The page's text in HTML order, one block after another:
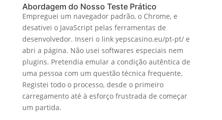
Abordagem do Nosso Teste Prático
Empreguei um navegador padrão, o Chrome, e
desativei o JavaScript pelas ferramentas de
desenvolvedor. Inseri o link yepscasino.eu/pt-pt/ e
abri a página. Não usei softwares especiais nem
plugins. Pretendia emular a condição autêntica de
uma pessoa com um questão técnica frequente.
Registei todo o processo, desde o primeiro
carregamento até à esforço frustrada de começar
um partida.